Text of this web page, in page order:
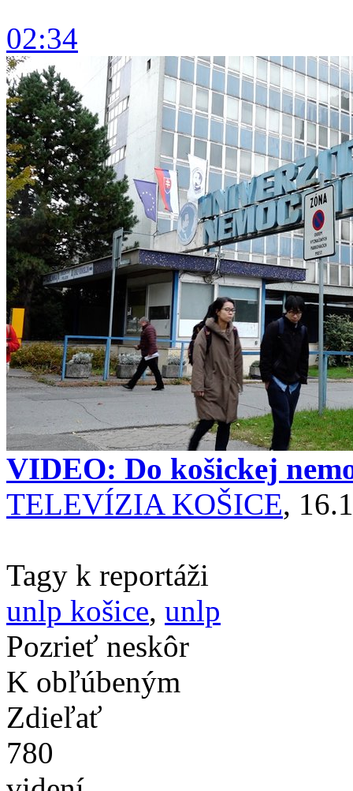
02:34
VIDEO: Do košickej
TELEVÍZIA KOŠICE,
Tagy k reportáži
unlp košice, unlp
Pozrieť neskôr
K obľúbeným
Zdieľať
780